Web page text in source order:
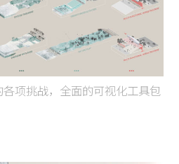
项挑战，全面的可视化工具包